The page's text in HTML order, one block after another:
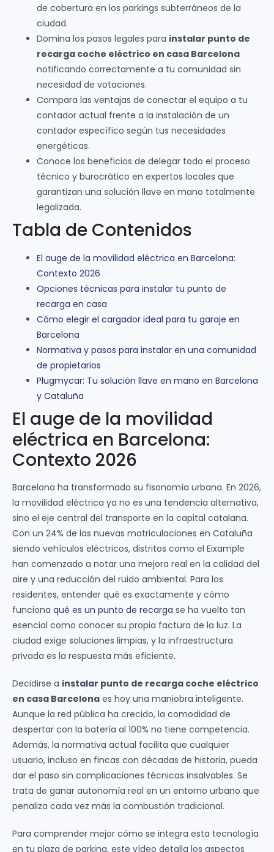
de cobertura en los parkings subterráneos de la
ciudad.
Domina los pasos legales para instalar punto de
recarga coche eléctrico en casa Barcelona
notificando correctamente a tu comunidad sin
necesidad de votaciones.
Compara las ventajas de conectar el equipo a tu
contador actual frente a la instalación de un
contador específico según tus necesidades
energéticas.
Conoce los beneficios de delegar todo el proceso
técnico y burocrático en expertos locales que
garantizan una solución llave en mano totalmente
legalizada.
Tabla de Contenidos
El auge de la movilidad eléctrica en Barcelona:
Contexto 2026
Opciones técnicas para instalar tu punto de
recarga en casa
Cómo elegir el cargador ideal para tu garaje en
Barcelona
Normativa y pasos para instalar en una comunidad
de propietarios
Plugmycar: Tu solución llave en mano en Barcelona
y Cataluña
El auge de la movilidad
eléctrica en Barcelona:
Contexto 2026
Barcelona ha transformado su fisonomía urbana. En 2026,
la movilidad eléctrica ya no es una tendencia alternativa,
sino el eje central del transporte en la capital catalana.
Con un 24% de las nuevas matriculaciones en Cataluña
siendo vehículos eléctricos, distritos como el Eixample
han comenzado a notar una mejora real en la calidad del
aire y una reducción del ruido ambiental. Para los
residentes, entender qué es exactamente y cómo
funciona qué es un punto de recarga se ha vuelto tan
esencial como conocer su propia factura de la luz. La
ciudad exige soluciones limpias, y la infraestructura
privada es la respuesta más eficiente.
Decidirse a instalar punto de recarga coche eléctrico
en casa Barcelona es hoy una maniobra inteligente.
Aunque la red pública ha crecido, la comodidad de
despertar con la batería al 100% no tiene competencia.
Además, la normativa actual facilita que cualquier
usuario, incluso en fincas con décadas de historia, pueda
dar el paso sin complicaciones técnicas insalvables. Se
trata de ganar autonomía real en un entorno urbano que
penaliza cada vez más la combustión tradicional.
Para comprender mejor cómo se integra esta tecnología
en tu plaza de parking, este vídeo detalla los aspectos